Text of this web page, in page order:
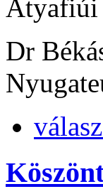
Atyafiúi
Dr